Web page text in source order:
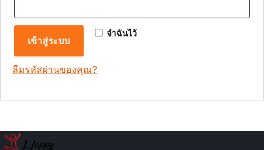
จำฉันไว้
เข้าสู่ระบบ
ลืมรหัสผ่านของคุณ?